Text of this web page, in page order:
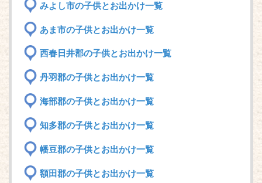
みよし市の子供とお出かけ一覧
あま市の子供とお出かけ一覧
西春日井郡の子供とお出かけ一覧
丹羽郡の子供とお出かけ一覧
海部郡の子供とお出かけ一覧
知多郡の子供とお出かけ一覧
幡豆郡の子供とお出かけ一覧
額田郡の子供とお出かけ一覧